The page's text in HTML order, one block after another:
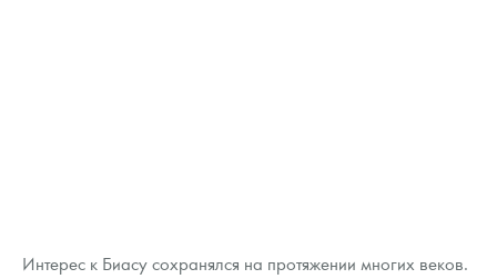
Интерес к Биасу сохранялся на протяжении многих веков.